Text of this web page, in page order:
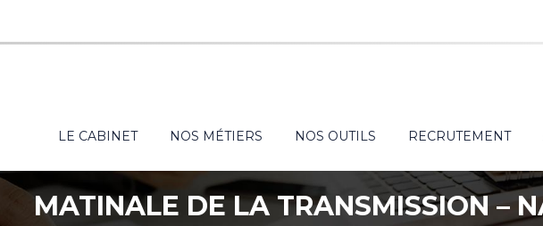
Principal
LE CABINET NOS MÉTIERS NOS OUTILS RECRUTEMENT
MATINALE DE LA TRANSMISSION –